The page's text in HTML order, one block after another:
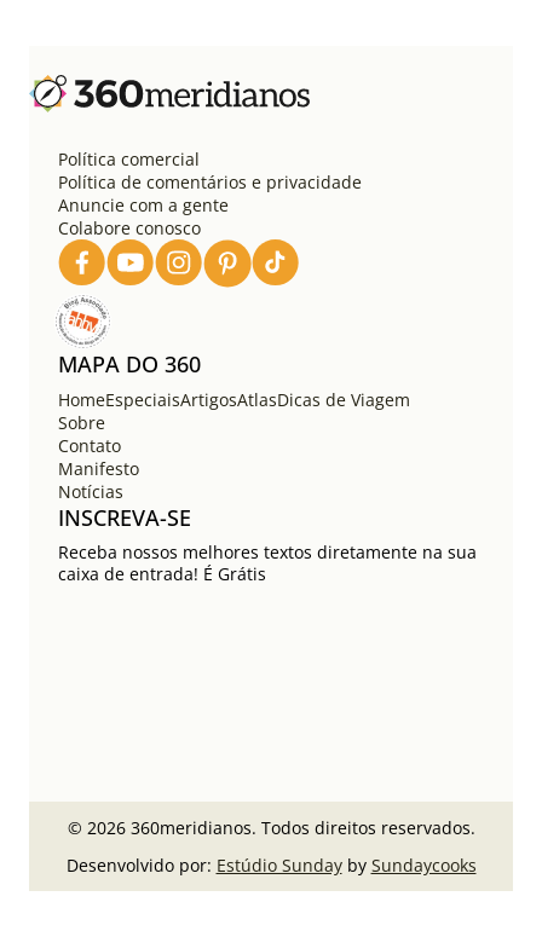
ç
ã
Política comercial
Política de comentários e privacidade
Anuncie com a gente
Colabore conosco
MAPA DO 360
HomeEspeciaisArtigosAtlasDicas de Viagem
Sobre
Contato
Manifesto
Notícias
INSCREVA-SE
Receba nossos melhores textos diretamente na sua
caixa de entrada! É Grátis
© 2026 360meridianos. Todos direitos reservados.
Desenvolvido por: Estúdio Sundayby Sundaycooks